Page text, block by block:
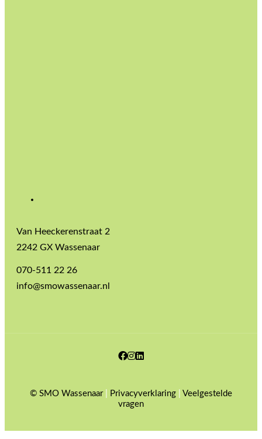
Van Heeckerenstraat 2
2242 GX Wassenaar
070-511 22 26
info@smowassenaar.nl
Facebook
Instagram
© SMO Wassenaar| Privacyverklaring
Veelgestelde
vragen